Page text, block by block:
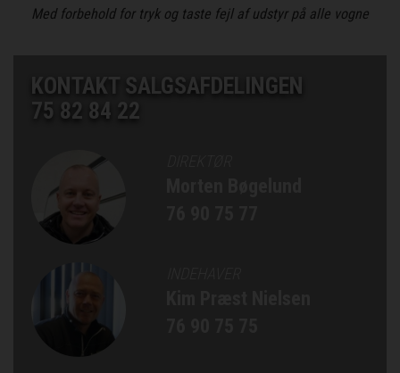
Med forbehold for tryk og taste fejl af udstyr på alle vogne
KONTAKT SALGSAFDELINGEN
75 82 84 22